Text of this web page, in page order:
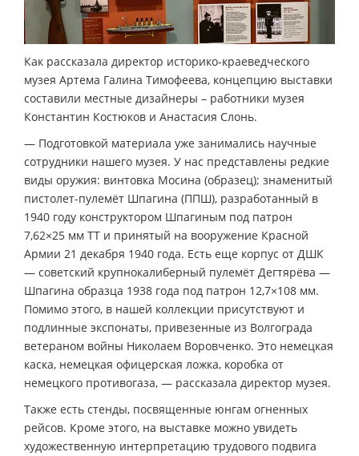
Как рассказала директор историко-краеведческого
музея Артема Галина Тимофеева, концепцию выставки
составили местные дизайнеры – работники музея
Константин Костюков и Анастасия Слонь.
— Подготовкой материала уже занимались научные
сотрудники нашего музея. У нас представлены редкие
виды оружия: винтовка Мосина (образец); знаменитый
пистолет-пулемёт Шпагина (ППШ), разработанный в
1940 году конструктором Шпагиным под патрон
7,62×25 мм ТТ и принятый на вооружение Красной
Армии 21 декабря 1940 года. Есть еще корпус от ДШК
— советский крупнокалиберный пулемёт Дегтярёва —
Шпагина образца 1938 года под патрон 12,7×108 мм.
Помимо этого, в нашей коллекции присутствуют и
подлинные экспонаты, привезенные из Волгограда
ветераном войны Николаем Воровченко. Это немецкая
каска, немецкая офицерская ложка, коробка от
немецкого противогаза, — рассказала директор музея.
Также есть стенды, посвященные юнгам огненных
рейсов. Кроме этого, на выставке можно увидеть
художественную интерпретацию трудового подвига